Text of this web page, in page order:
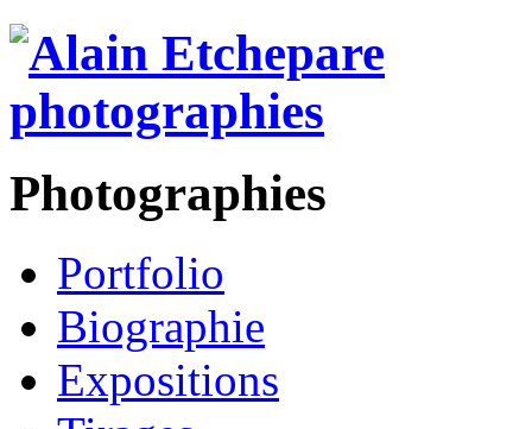
Photographies
Portfolio
Biographie
Expositions